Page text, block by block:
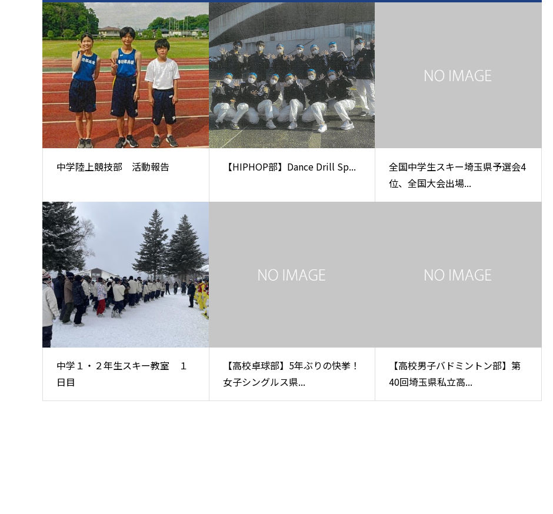
中学陸上競技部 活動報告 【HIPHOP部】Dance Drill Sp...
全国中学生スキー埼玉県予選会4
位、全国大会出場...
中学１・２年生スキー教室 １
日目
【高校卓球部】5年ぶりの快挙！
女子シングルス県...
【高校男子バドミントン部】第
40回埼玉県私立高...